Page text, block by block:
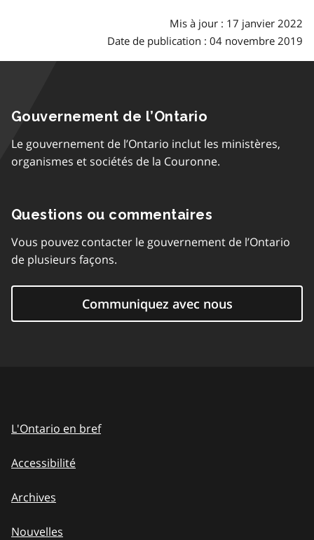
Mis à jour : 17 janvier 2022
Date de publication : 04 novembre 2019
Gouvernement de l’Ontario
Le gouvernement de l’Ontario inclut les ministères,
organismes et sociétés de la Couronne.
Questions ou commentaires
Vous pouvez contacter le gouvernement de l’Ontario
de plusieurs façons.
Communiquez avec nous
L'Ontario en bref
Accessibilité
Archives
Nouvelles